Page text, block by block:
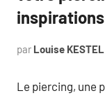
inspirations
par Louise KESTEL
Le piercing, une